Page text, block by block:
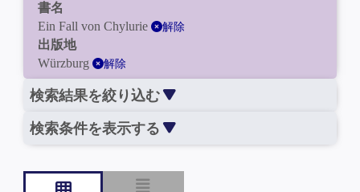
書名
Ein Fall von Chylurie
解除
出版地
Würzburg
解除
検索結果を絞り込む
検索条件を表示する